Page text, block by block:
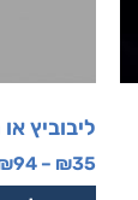
ליבוביץ
₪35
–
94